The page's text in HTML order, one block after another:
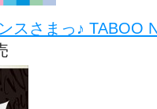
スさまっ♪ TABOO